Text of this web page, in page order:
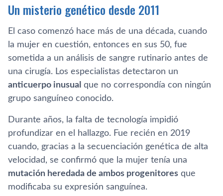
Un misterio genético desde 2011
El caso comenzó hace más de una década, cuando
la mujer en cuestión, entonces en sus 50, fue
sometida a un análisis de sangre rutinario antes de
una cirugía. Los especialistas detectaron un
anticuerpo inusual que no correspondía con ningún
grupo sanguíneo conocido.
Durante años, la falta de tecnología impidió
profundizar en el hallazgo. Fue recién en 2019
cuando, gracias a la secuenciación genética de alta
velocidad, se confirmó que la mujer tenía una
mutación heredada de ambos progenitores que
modificaba su expresión sanguínea.